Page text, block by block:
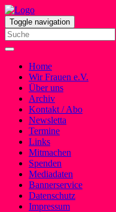
Toggle navigation
Home
Wir Frauen e.V.
Über uns
Archiv
Kontakt / Abo
Newsletta
Termine
Links
Mitmachen
Spenden
Mediadaten
Bannerservice
Datenschutz
Impressum